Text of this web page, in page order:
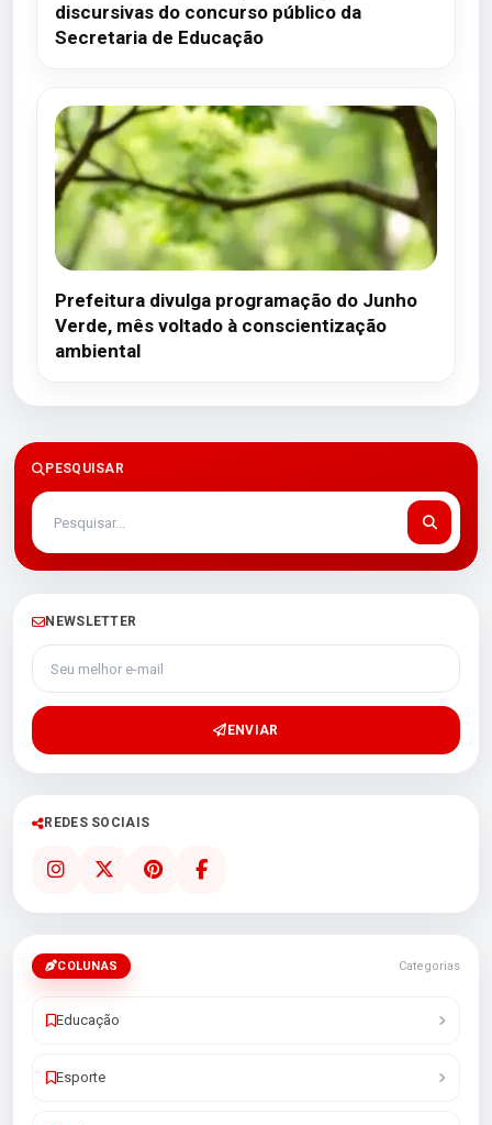
discursivas do concurso público da
Secretaria de Educação
Prefeitura divulga programação do Junho
Verde, mês voltado à conscientização
ambiental
PESQUISAR
NEWSLETTER
Seu melhor e-mail
ENVIAR
REDES SOCIAIS
COLUNAS Categorias
Educação
Esporte